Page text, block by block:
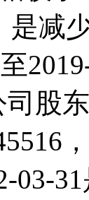
是减
股
03-